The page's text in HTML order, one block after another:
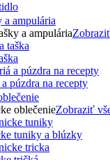
a ampulária
a ampulária
púzdra na recepty
oblečenieZobraziť
tuniky a blúzky